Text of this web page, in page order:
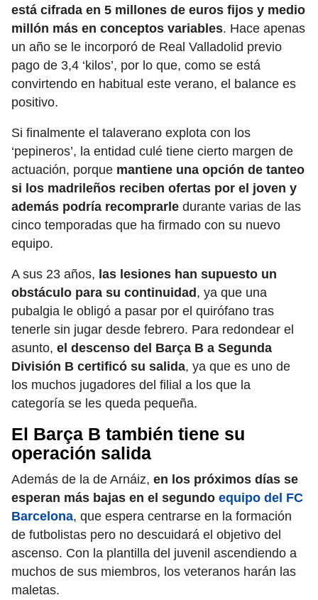
está cifrada en 5 millones de euros fijos y medio
millón más en conceptos variables. Hace apenas
un año se le incorporó de Real Valladolid previo
pago de 3,4 ‘kilos’, por lo que, como se está
convirtendo en habitual este verano, el balance es
positivo.
Si finalmente el talaverano explota con los
‘pepineros’, la entidad culé tiene cierto margen de
actuación, porque mantiene una opción de tanteo
si los madrileños reciben ofertas por el joven y
además podría recomprarle durante varias de las
cinco temporadas que ha firmado con su nuevo
equipo.
A sus 23 años, las lesiones han supuesto un
obstáculo para su continuidad , ya que una
pubalgia le obligó a pasar por el quirófano tras
tenerle sin jugar desde febrero. Para redondear el
asunto, el descenso del Barça B a Segunda
División B certificó su salida, ya que es uno de
los muchos jugadores del filial a los que la
categoría se les queda pequeña.
El Barça B también tiene su
operación salida
Además de la de Arnáiz, en los próximos días se
esperan más bajas en el segundo equipo del FC
Barcelona, que espera centrarse en la formación
de futbolistas pero no descuidará el objetivo del
ascenso. Con la plantilla del juvenil ascendiendo a
muchos de sus miembros, los veteranos harán las
maletas.